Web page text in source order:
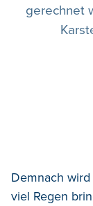
gerechnet
Demnach
viel Regen